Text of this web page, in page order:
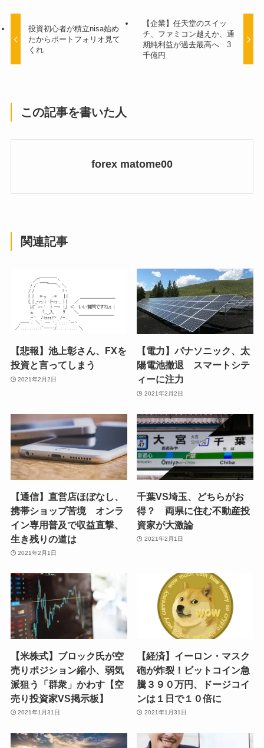
投資初心者が積立nisa始め
たからポートフォリオ見て
くれ
【企業】任天堂のスイッ
チ、ファミコン越えか、通
期純利益が過去最高へ 3
千億円
この記事を書いた人
forex matome00
関連記事
【悲報】池上彰さん、FXを
投資と言ってしまう
2021年2月2日
【電力】パナソニック、太
陽電池撤退 スマートシテ
ィーに注力
2021年2月2日
【通信】直営店ほぼなし、
携帯ショップ苦境 オンラ
イン専用普及で収益直撃、
生き残りの道は
2021年2月1日
千葉VS埼玉、どちらがお
得？ 両県に住む不動産投
資家が大激論
2021年2月1日
【米株式】ブロック氏が空
売りポジション縮小、弱気
派狙う「群衆」かわす【空
売り投資家VS掲示板】
2021年1月31日
【経済】イーロン・マスク
砲が炸裂！ビットコイン急
騰３９０万円、ドージコイ
ンは１日で１０倍に
2021年1月31日